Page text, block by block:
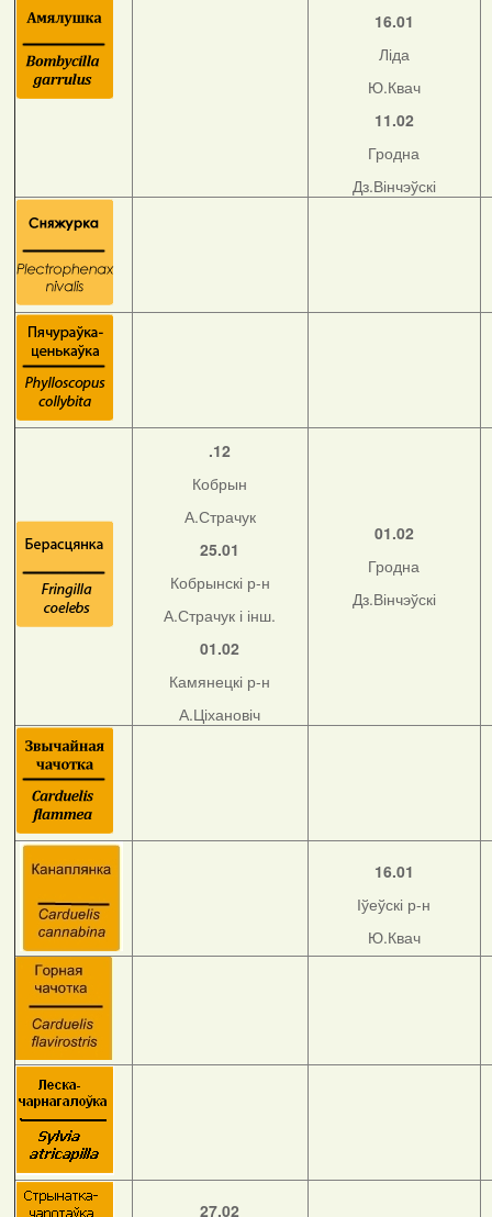
16.01
Ліда
Ю.Квач
11.02
Гродна
Дз.Вінчэўскі
.12
Кобрын
А.Страчук
25.01
Кобрынскі р-н
А.Страчук і інш.
01.02
Камянецкі р-н
А.Ціхановіч
01.02
Гродна
Дз.Вінчэўскі
16.01
Іўеўскі р-н
Ю.Квач
27.02